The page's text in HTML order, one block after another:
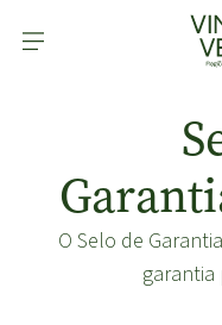
O Selo de
garantia